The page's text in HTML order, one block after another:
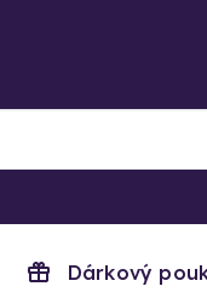
Dárkový